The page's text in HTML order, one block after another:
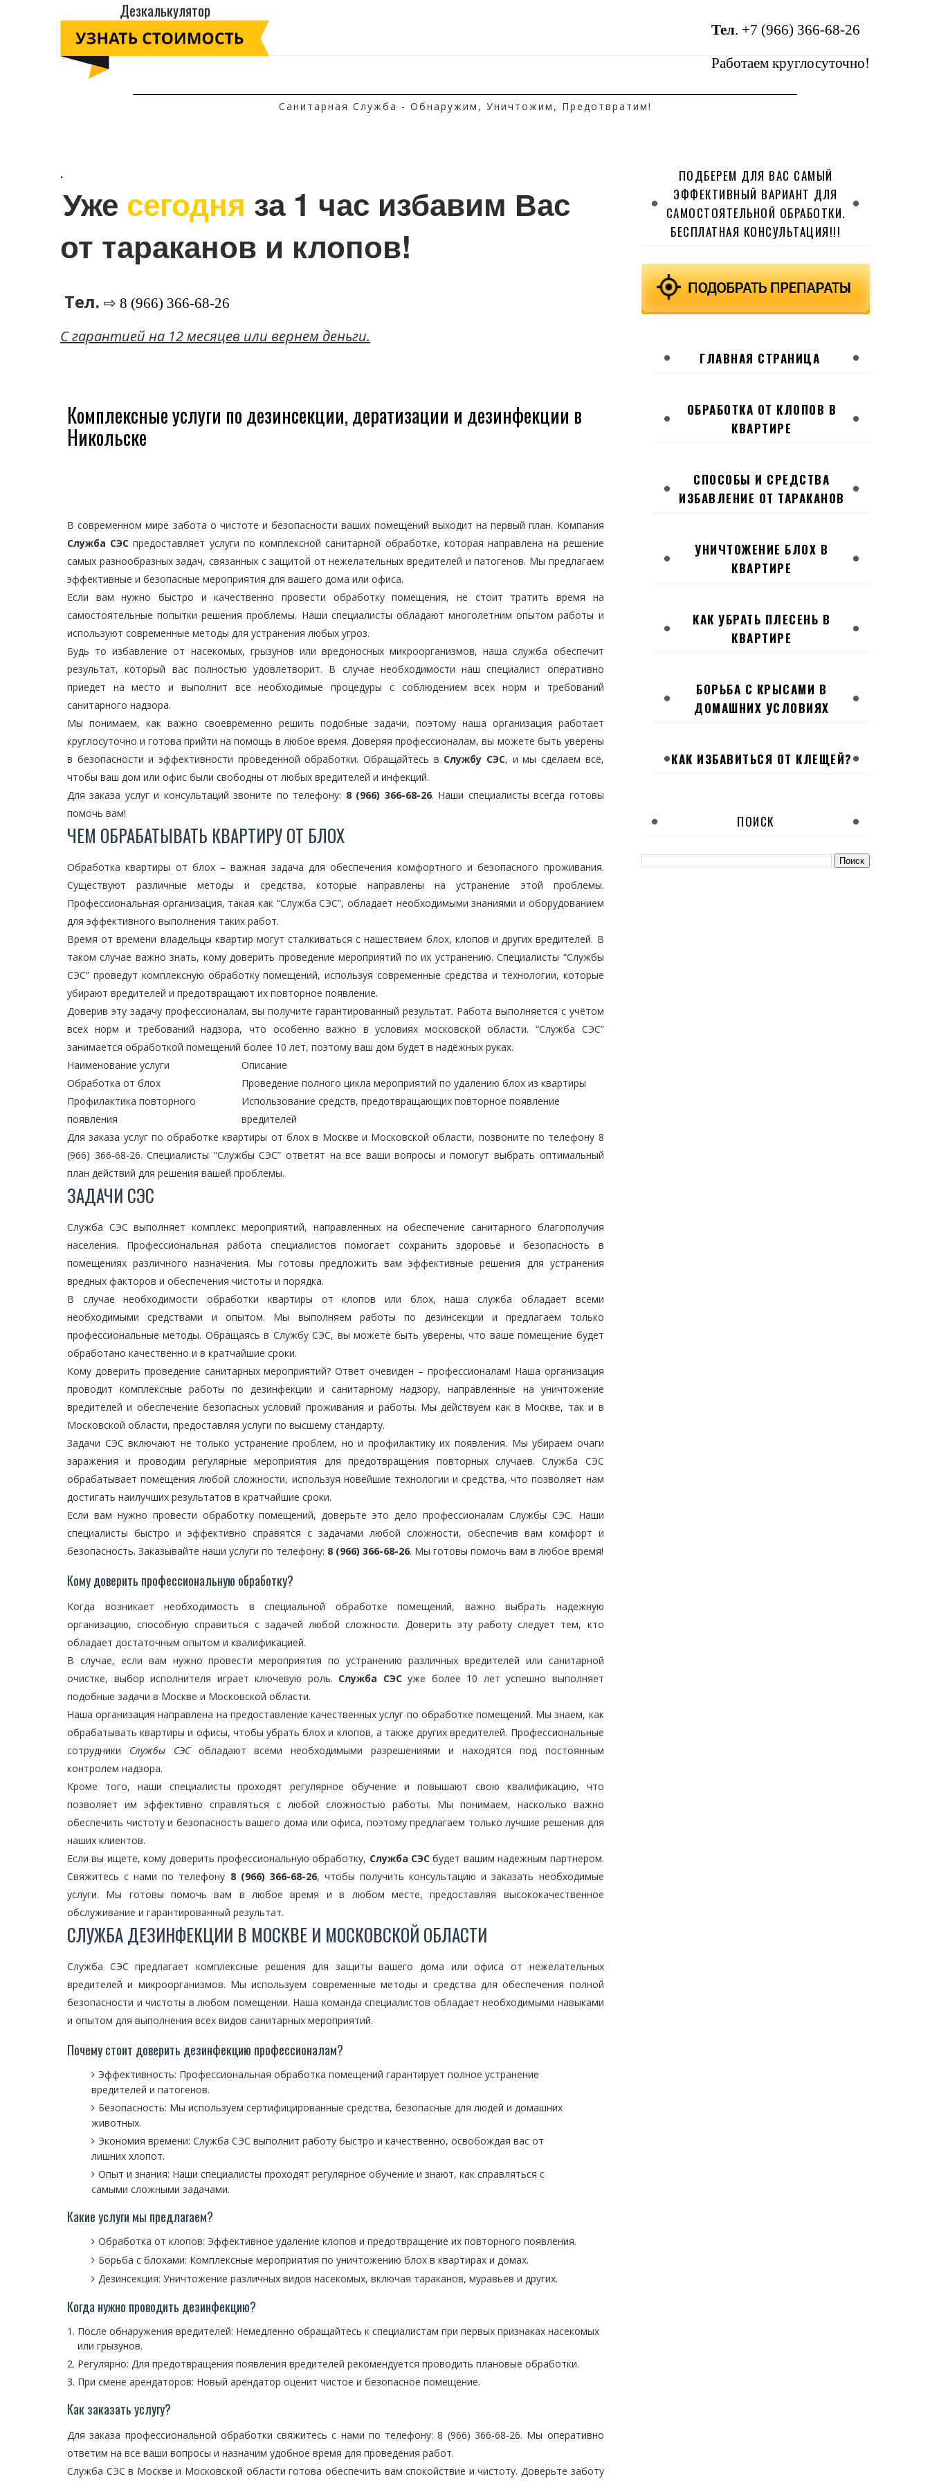
Дезкалькулятор
Тел. +7 (966) 366-68-26
Работаем круглосуточно!
Санитарная Служба - Обнаружим, Уничтожим, Предотвратим!
.
Уже сегодня за 1 час избавим Вас
от тараканов и клопов!
Тел. ⇨ 8 (966) 366-68-26
C гарантией на 12 месяцев или вернем деньги.
Комплексные услуги по дезинсекции, дератизации и дезинфекции в
Никольске
В современном мире забота о чистоте и безопасности ваших помещений выходит на первый план. Компания
Служба СЭС предоставляет услуги по комплексной санитарной обработке, которая направлена на решение
самых разнообразных задач, связанных с защитой от нежелательных вредителей и патогенов. Мы предлагаем
эффективные и безопасные мероприятия для вашего дома или офиса.
Если вам нужно быстро и качественно провести обработку помещения, не стоит тратить время на
самостоятельные попытки решения проблемы. Наши специалисты обладают многолетним опытом работы и
используют современные методы для устранения любых угроз.
Будь то избавление от насекомых, грызунов или вредоносных микроорганизмов, наша служба обеспечит
результат, который вас полностью удовлетворит. В случае необходимости наш специалист оперативно
приедет на место и выполнит все необходимые процедуры с соблюдением всех норм и требований
санитарного надзора.
Мы понимаем, как важно своевременно решить подобные задачи, поэтому наша организация работает
круглосуточно и готова прийти на помощь в любое время. Доверяя профессионалам, вы можете быть уверены
в безопасности и эффективности проведенной обработки. Обращайтесь в Службу СЭС, и мы сделаем всё,
чтобы ваш дом или офис были свободны от любых вредителей и инфекций.
Для заказа услуг и консультаций звоните по телефону: 8 (966) 366-68-26. Наши специалисты всегда готовы
помочь вам!
ЧЕМ ОБРАБАТЫВАТЬ КВАРТИРУ ОТ БЛОХ
Обработка квартиры от блох – важная задача для обеспечения комфортного и безопасного проживания.
Существуют различные методы и средства, которые направлены на устранение этой проблемы.
Профессиональная организация, такая как “Служба СЭС”, обладает необходимыми знаниями и оборудованием
для эффективного выполнения таких работ.
Время от времени владельцы квартир могут сталкиваться с нашествием блох, клопов и других вредителей. В
таком случае важно знать, кому доверить проведение мероприятий по их устранению. Специалисты “Службы
СЭС” проведут комплексную обработку помещений, используя современные средства и технологии, которые
убирают вредителей и предотвращают их повторное появление.
Доверив эту задачу профессионалам, вы получите гарантированный результат. Работа выполняется с учётом
всех норм и требований надзора, что особенно важно в условиях московской области. “Служба СЭС”
занимается обработкой помещений более 10 лет, поэтому ваш дом будет в надёжных руках.
Наименование услуги
Описание
Обработка от блох
Проведение полного цикла мероприятий по удалению блох из квартиры
Профилактика повторного
появления
Использование средств, предотвращающих повторное появление
вредителей
Для заказа услуг по обработке квартиры от блох в Москве и Московской области, позвоните по телефону 8
(966) 366-68-26. Специалисты “Службы СЭС” ответят на все ваши вопросы и помогут выбрать оптимальный
план действий для решения вашей проблемы.
ЗАДАЧИ СЭС
Служба СЭС выполняет комплекс мероприятий, направленных на обеспечение санитарного благополучия
населения. Профессиональная работа специалистов помогает сохранить здоровье и безопасность в
помещениях различного назначения. Мы готовы предложить вам эффективные решения для устранения
вредных факторов и обеспечения чистоты и порядка.
В случае необходимости обработки квартиры от клопов или блох, наша служба обладает всеми
необходимыми средствами и опытом. Мы выполняем работы по дезинсекции и предлагаем только
профессиональные методы. Обращаясь в Службу СЭС, вы можете быть уверены, что ваше помещение будет
обработано качественно и в кратчайшие сроки.
Кому доверить проведение санитарных мероприятий? Ответ очевиден – профессионалам! Наша организация
проводит комплексные работы по дезинфекции и санитарному надзору, направленные на уничтожение
вредителей и обеспечение безопасных условий проживания и работы. Мы действуем как в Москве, так и в
Московской области, предоставляя услуги по высшему стандарту.
Задачи СЭС включают не только устранение проблем, но и профилактику их появления. Мы убираем очаги
заражения и проводим регулярные мероприятия для предотвращения повторных случаев. Служба СЭС
обрабатывает помещения любой сложности, используя новейшие технологии и средства, что позволяет нам
достигать наилучших результатов в кратчайшие сроки.
Если вам нужно провести обработку помещений, доверьте это дело профессионалам Службы СЭС. Наши
специалисты быстро и эффективно справятся с задачами любой сложности, обеспечив вам комфорт и
безопасность. Заказывайте наши услуги по телефону: 8 (966) 366-68-26. Мы готовы помочь вам в любое время!
Кому доверить профессиональную обработку?
Когда возникает необходимость в специальной обработке помещений, важно выбрать надежную
организацию, способную справиться с задачей любой сложности. Доверить эту работу следует тем, кто
обладает достаточным опытом и квалификацией.
В случае, если вам нужно провести мероприятия по устранению различных вредителей или санитарной
очистке, выбор исполнителя играет ключевую роль. Служба СЭСуже более 10 лет успешно выполняет
подобные задачи в Москве и Московской области.
Наша организация направлена на предоставление качественных услуг по обработке помещений. Мы знаем, как
обрабатывать квартиры и офисы, чтобы убрать блох и клопов, а также других вредителей. Профессиональные
сотрудники Службы СЭСобладают всеми необходимыми разрешениями и находятся под постоянным
контролем надзора.
Кроме того, наши специалисты проходят регулярное обучение и повышают свою квалификацию, что
позволяет им эффективно справляться с любой сложностью работы. Мы понимаем, насколько важно
обеспечить чистоту и безопасность вашего дома или офиса, поэтому предлагаем только лучшие решения для
наших клиентов.
Если вы ищете, кому доверить профессиональную обработку, Служба СЭС будет вашим надежным партнером.
Свяжитесь с нами по телефону 8 (966) 366-68-26, чтобы получить консультацию и заказать необходимые
услуги. Мы готовы помочь вам в любое время и в любом месте, предоставляя высококачественное
обслуживание и гарантированный результат.
СЛУЖБА ДЕЗИНФЕКЦИИ В МОСКВЕ И МОСКОВСКОЙ ОБЛАСТИ
Служба СЭС предлагает комплексные решения для защиты вашего дома или офиса от нежелательных
вредителей и микроорганизмов. Мы используем современные методы и средства для обеспечения полной
безопасности и чистоты в любом помещении. Наша команда специалистов обладает необходимыми навыками
и опытом для выполнения всех видов санитарных мероприятий.
Почему стоит доверить дезинфекцию профессионалам?
Эффективность: Профессиональная обработка помещений гарантирует полное устранение
вредителей и патогенов.
Безопасность: Мы используем сертифицированные средства, безопасные для людей и домашних
животных.
Экономия времени: Служба СЭС выполнит работу быстро и качественно, освобождая вас от
лишних хлопот.
Опыт и знания: Наши специалисты проходят регулярное обучение и знают, как справляться с
самыми сложными задачами.
Какие услуги мы предлагаем?
Обработка от клопов: Эффективное удаление клопов и предотвращение их повторного появления.
Борьба с блохами: Комплексные мероприятия по уничтожению блох в квартирах и домах.
Дезинсекция: Уничтожение различных видов насекомых, включая тараканов, муравьев и других.
Когда нужно проводить дезинфекцию?
После обнаружения вредителей: Немедленно обращайтесь к специалистам при первых признаках насекомых
или грызунов.
Регулярно: Для предотвращения появления вредителей рекомендуется проводить плановые обработки.
При смене арендаторов: Новый арендатор оценит чистое и безопасное помещение.
Как заказать услугу?
Для заказа профессиональной обработки свяжитесь с нами по телефону: 8 (966) 366-68-26. Мы оперативно
ответим на все ваши вопросы и назначим удобное время для проведения работ.
Служба СЭС в Москве и Московской области готова обеспечить вам спокойствие и чистоту. Доверьте заботу
ПОДБЕРЕМ ДЛЯ ВАС САМЫЙ
ЭФФЕКТИВНЫЙ ВАРИАНТ ДЛЯ
САМОСТОЯТЕЛЬНОЙ ОБРАБОТКИ.
БЕСПЛАТНАЯ КОНСУЛЬТАЦИЯ!!!
ГЛАВНАЯ СТРАНИЦА
ОБРАБОТКА ОТ КЛОПОВ В
КВАРТИРЕ
СПОСОБЫ И СРЕДСТВА
ИЗБАВЛЕНИЕ ОТ ТАРАКАНОВ
УНИЧТОЖЕНИЕ БЛОХ В
КВАРТИРЕ
КАК УБРАТЬ ПЛЕСЕНЬ В
КВАРТИРЕ
БОРЬБА С КРЫСАМИ В
ДОМАШНИХ УСЛОВИЯХ
КАК ИЗБАВИТЬСЯ ОТ КЛЕЩЕЙ?
ПОИСК